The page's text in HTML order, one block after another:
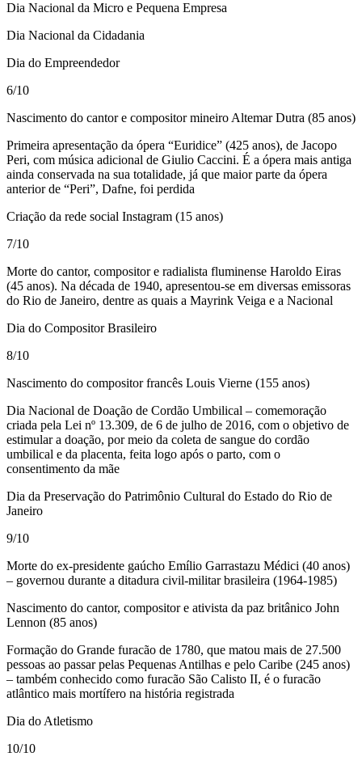
Dia Nacional da Micro e Pequena Empresa
Dia Nacional da Cidadania
Dia do Empreendedor
6/10
Nascimento do cantor e compositor mineiro Altemar Dutra (85 anos)
Primeira apresentação da ópera “Euridice” (425 anos), de Jacopo
Peri, com música adicional de Giulio Caccini. É a ópera mais antiga
ainda conservada na sua totalidade, já que maior parte da ópera
anterior de “Peri”, Dafne, foi perdida
Criação da rede social Instagram (15 anos)
7/10
Morte do cantor, compositor e radialista fluminense Haroldo Eiras
(45 anos). Na década de 1940, apresentou-se em diversas emissoras
do Rio de Janeiro, dentre as quais a Mayrink Veiga e a Nacional
Dia do Compositor Brasileiro
8/10
Nascimento do compositor francês Louis Vierne (155 anos)
Dia Nacional de Doação de Cordão Umbilical – comemoração
criada pela Lei nº 13.309, de 6 de julho de 2016, com o objetivo de
estimular a doação, por meio da coleta de sangue do cordão
umbilical e da placenta, feita logo após o parto, com o
consentimento da mãe
Dia da Preservação do Patrimônio Cultural do Estado do Rio de
Janeiro
9/10
Morte do ex-presidente gaúcho Emílio Garrastazu Médici (40 anos)
– governou durante a ditadura civil-militar brasileira (1964-1985)
Nascimento do cantor, compositor e ativista da paz britânico John
Lennon (85 anos)
Formação do Grande furacão de 1780, que matou mais de 27.500
pessoas ao passar pelas Pequenas Antilhas e pelo Caribe (245 anos)
– também conhecido como furacão São Calisto II, é o furacão
atlântico mais mortífero na história registrada
Dia do Atletismo
10/10